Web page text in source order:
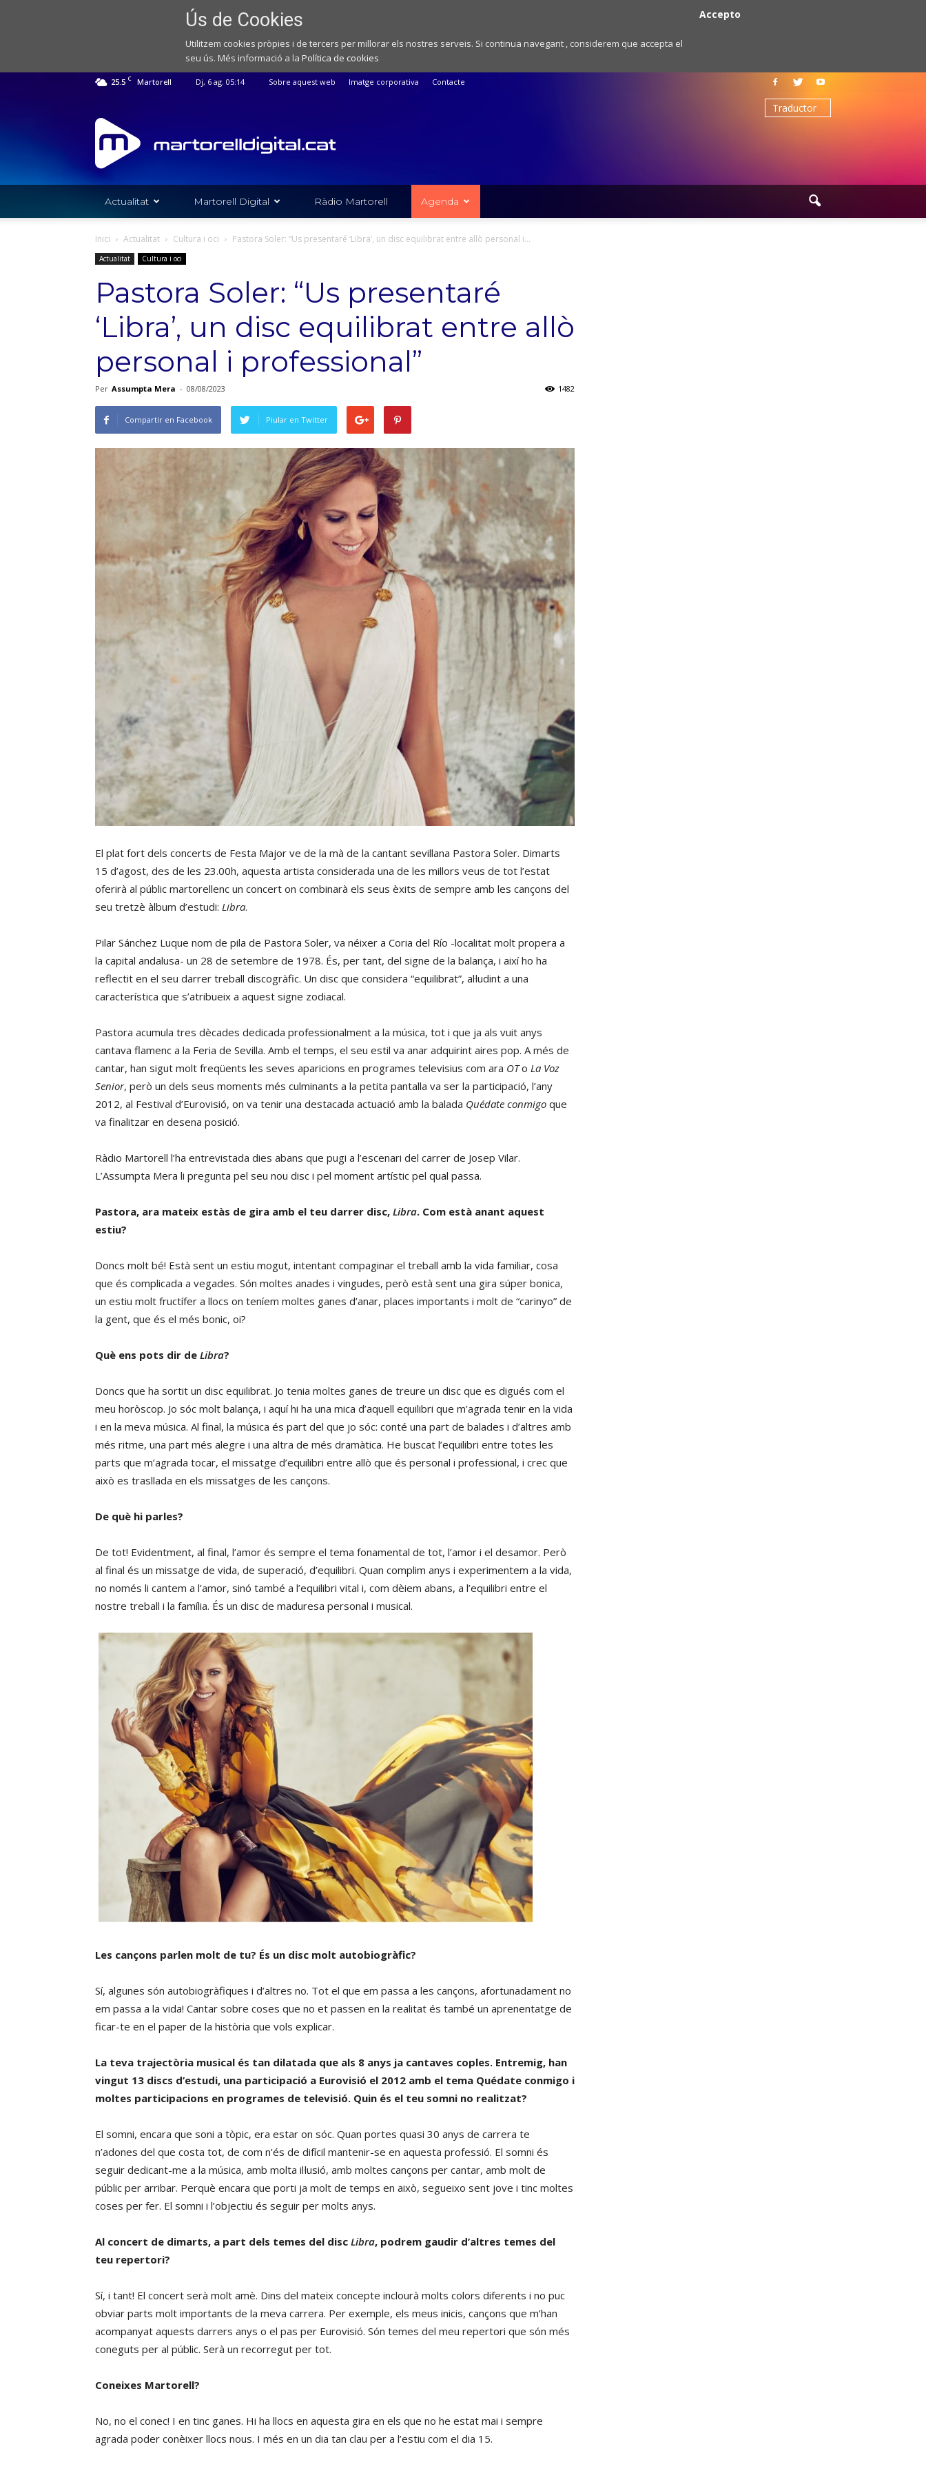
Ús de Cookies
Utilitzem cookies pròpies i de tercers per millorar els nostres serveis. Si continua navegant , considerem que accepta el
seu ús. Més informació a la Política de cookies
Accepto
25.5 C Martorell Dj, 6 ag. 05:14 Sobre aquest web Imatge corporativa Contacte
Web
de
notícies
de
l'Ajuntament
Martorell
Actualitat Martorell Digital Ràdio Martorell Agenda
Inici Actualitat Cultura i oci Pastora Soler: “Us presentaré ‘Libra’, un disc equilibrat entre allò personal i...
Actualitat Cultura i oci
Pastora Soler: “Us presentaré
‘Libra’, un disc equilibrat entre allò
personal i professional”
Per Assumpta Mera - 08/08/2023 1482
Compartir en Facebook Piular en Twitter
El plat fort dels concerts de Festa Major ve de la mà de la cantant sevillana Pastora Soler. Dimarts
15 d’agost, des de les 23.00h, aquesta artista considerada una de les millors veus de tot l’estat
oferirà al públic martorellenc un concert on combinarà els seus èxits de sempre amb les cançons del
seu tretzè àlbum d’estudi: Libra.
Pilar Sánchez Luque nom de pila de Pastora Soler, va néixer a Coria del Río -localitat molt propera a
la capital andalusa- un 28 de setembre de 1978. És, per tant, del signe de la balança, i així ho ha
reflectit en el seu darrer treball discogràfic. Un disc que considera “equilibrat”, al·ludint a una
característica que s’atribueix a aquest signe zodiacal.
Pastora acumula tres dècades dedicada professionalment a la música, tot i que ja als vuit anys
cantava flamenc a la Feria de Sevilla. Amb el temps, el seu estil va anar adquirint aires pop. A més de
cantar, han sigut molt freqüents les seves aparicions en programes televisius com ara OTo La Voz
Senior, però un dels seus moments més culminants a la petita pantalla va ser la participació, l’any
2012, al Festival d’Eurovisió, on va tenir una destacada actuació amb la balada Quédate conmigo que
va finalitzar en desena posició.
Ràdio Martorell l’ha entrevistada dies abans que pugi a l’escenari del carrer de Josep Vilar.
L’Assumpta Mera li pregunta pel seu nou disc i pel moment artístic pel qual passa.
Pastora, ara mateix estàs de gira amb el teu darrer disc, Libra. Com està anant aquest
estiu?
Doncs molt bé! Està sent un estiu mogut, intentant compaginar el treball amb la vida familiar, cosa
que és complicada a vegades. Són moltes anades i vingudes, però està sent una gira súper bonica,
un estiu molt fructífer a llocs on teníem moltes ganes d’anar, places importants i molt de “carinyo” de
la gent, que és el més bonic, oi?
Què ens pots dir de Libra?
Doncs que ha sortit un disc equilibrat. Jo tenia moltes ganes de treure un disc que es digués com el
meu horòscop. Jo sóc molt balança, i aquí hi ha una mica d’aquell equilibri que m’agrada tenir en la vida
i en la meva música. Al final, la música és part del que jo sóc: conté una part de balades i d’altres amb
més ritme, una part més alegre i una altra de més dramàtica. He buscat l’equilibri entre totes les
parts que m’agrada tocar, el missatge d’equilibri entre allò que és personal i professional, i crec que
això es trasllada en els missatges de les cançons.
De què hi parles?
De tot! Evidentment, al final, l’amor és sempre el tema fonamental de tot, l’amor i el desamor. Però
al final és un missatge de vida, de superació, d’equilibri. Quan complim anys i experimentem a la vida,
no només li cantem a l’amor, sinó també a l’equilibri vital i, com dèiem abans, a l’equilibri entre el
nostre treball i la família. És un disc de maduresa personal i musical.
Les cançons parlen molt de tu? És un disc molt autobiogràfic?
Sí, algunes són autobiogràfiques i d’altres no. Tot el que em passa a les cançons, afortunadament no
em passa a la vida! Cantar sobre coses que no et passen en la realitat és també un aprenentatge de
ficar-te en el paper de la història que vols explicar.
La teva trajectòria musical és tan dilatada que als 8 anys ja cantaves coples. Entremig, han
vingut 13 discs d’estudi, una participació a Eurovisió el 2012 amb el tema Quédate conmigo i
moltes participacions en programes de televisió. Quin és el teu somni no realitzat?
El somni, encara que soni a tòpic, era estar on sóc. Quan portes quasi 30 anys de carrera te
n’adones del que costa tot, de com n’és de difícil mantenir-se en aquesta professió. El somni és
seguir dedicant-me a la música, amb molta il·lusió, amb moltes cançons per cantar, amb molt de
públic per arribar. Perquè encara que porti ja molt de temps en això, segueixo sent jove i tinc moltes
coses per fer. El somni i l’objectiu és seguir per molts anys.
Al concert de dimarts, a part dels temes del disc Libra, podrem gaudir d’altres temes del
teu repertori?
Sí, i tant! El concert serà molt amè. Dins del mateix concepte inclourà molts colors diferents i no puc
obviar parts molt importants de la meva carrera. Per exemple, els meus inicis, cançons que m’han
acompanyat aquests darrers anys o el pas per Eurovisió. Són temes del meu repertori que són més
coneguts per al públic. Serà un recorregut per tot.
Coneixes Martorell?
No, no el conec! I en tinc ganes. Hi ha llocs en aquesta gira en els que no he estat mai i sempre
agrada poder conèixer llocs nous. I més en un dia tan clau per a l’estiu com el dia 15.